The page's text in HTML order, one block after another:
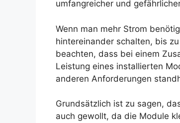
umfangreicher und
Wenn man mehr Strom
hintereinander schalten, bis
beachten, dass bei einem
Leistung eines installierten
anderen Anforderungen
Grundsätzlich ist zu sagen,
auch gewollt, da die Module